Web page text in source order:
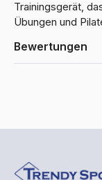
Trainingsgerät,
Übungen und
Bewertungen